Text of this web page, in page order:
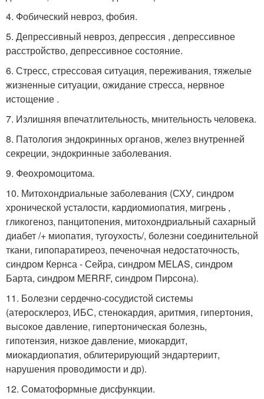
4. Фобический невроз, фобия.
5. Депрессивный невроз, депрессия , депрессивное
расстройство, депрессивное состояние.
6. Стресс, стрессовая ситуация, переживания, тяжелые
жизненные ситуации, ожидание стресса, нервное
истощение .
7. Излишняя впечатлительность, мнительность человека.
8. Патология эндокринных органов, желез внутренней
секреции, эндокринные заболевания.
9. Феохромоцитома.
10. Митохондриальные заболевания (СХУ, синдром
хронической усталости, кардиомиопатия, мигрень ,
гликогеноз, панцитопения, митохондриальный сахарный
диабет /+ миопатия, тугоухость/, болезни соединительной
ткани, гипопаратиреоз, печеночная недостаточность,
синдром Кернса - Сейра, синдром MELAS, синдром
Барта, синдром MERRF, синдром Пирсона).
11. Болезни сердечно-сосудистой системы
(атеросклероз, ИБС, стенокардия, аритмия, гипертония,
высокое давление, гипертоническая болезнь,
гипотензия, низкое давление, миокардит,
миокардиопатия, облитерирующий эндартериит,
нарушения проводимости и др).
12. Соматоформные дисфункции.